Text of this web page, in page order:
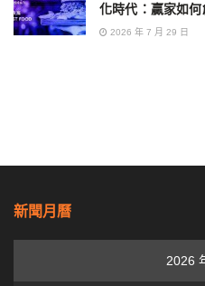
化時代：贏家如
2026 年 7 月 29 日
新聞月曆
2026